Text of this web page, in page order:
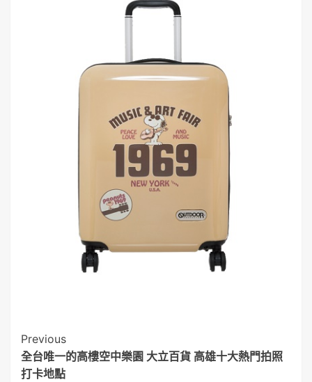
Post
Navigation
Previous
全台唯一的高樓空中樂園 大立百貨 高雄十大熱門拍照
打卡地點